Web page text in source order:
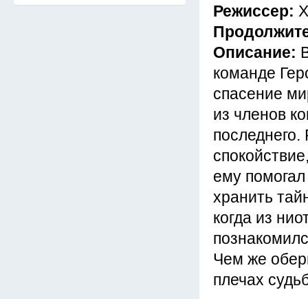
Режиссер:
Описание:
команде
спасение
из членов
ему
хранить
когда из
Чем же
плечах